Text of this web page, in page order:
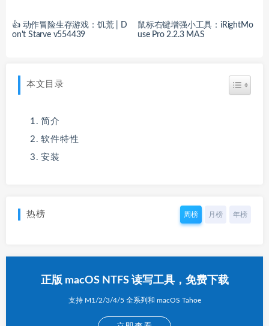
👍 动作冒险生存游戏：饥荒 | D
on't Starve v554439
鼠标右键增强小工具：iRightMo
use Pro 2.2.3 MAS
本文目录
简介
软件特性
安装
热榜 周榜 月榜 年榜
正版 macOS NTFS 读写工具，免费下载
支持 M1/2/3/4/5 全系列和 macOS Tahoe